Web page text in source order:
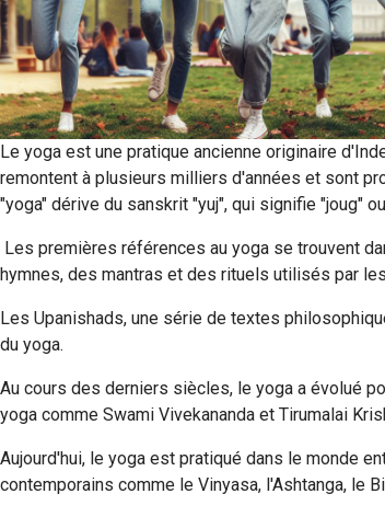
Le yoga est une pratique ancienne originaire
remontent à plusieurs milliers d'années et sont
"yoga" dérive du sanskrit "yuj", qui signifie "joug"
Les premières références au yoga se trouvent
hymnes, des mantras et des rituels utilisés par
Les Upanishads, une série de textes
du yoga.
Au cours des derniers siècles, le yoga a évolué
yoga comme Swami Vivekananda et Tirumalai
Aujourd'hui, le yoga est pratiqué dans le monde
contemporains comme le Vinyasa, l'Ashtanga, le